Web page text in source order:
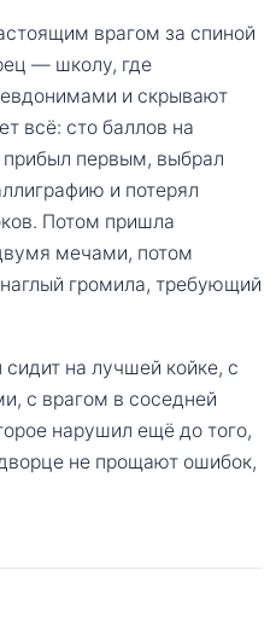
врагом за спиной
— школу, где
и скрывают
всё: сто баллов на
первым, выбрал
и потерял
Потом пришла
мечами, потом
громила, требующий
сидит на лучшей койке, с
с врагом в соседней
нарушил ещё до того,
не прощают ошибок,